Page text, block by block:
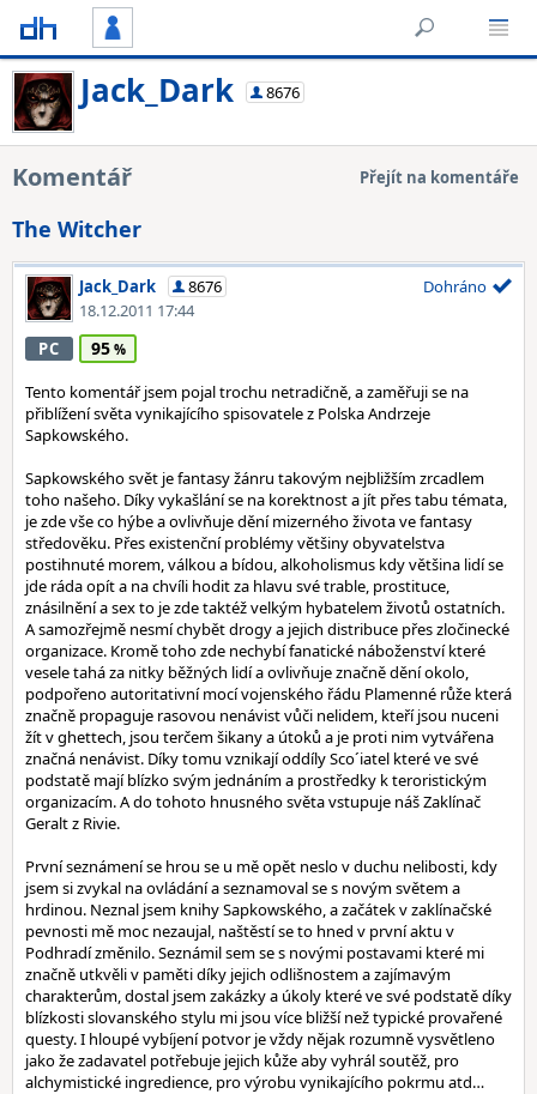
Jack_Dark 8676
Komentář Přejít na komentáře
The Witcher
Jack_Dark
8676
18.12.2011 17:44
Dohráno
PC 95
Tento komentář jsem pojal trochu netradičně, a zaměřuji se na
přiblížení světa vynikajícího spisovatele z Polska Andrzeje
Sapkowského.
Sapkowského svět je fantasy žánru takovým nejbližším zrcadlem
toho našeho. Díky vykašlání se na korektnost a jít přes tabu témata,
je zde vše co hýbe a ovlivňuje dění mizerného života ve fantasy
středověku. Přes existenční problémy většiny obyvatelstva
postihnuté morem, válkou a bídou, alkoholismus kdy většina lidí se
jde ráda opít a na chvíli hodit za hlavu své trable, prostituce,
znásilnění a sex to je zde taktéž velkým hybatelem životů ostatních.
A samozřejmě nesmí chybět drogy a jejich distribuce přes zločinecké
organizace. Kromě toho zde nechybí fanatické náboženství které
vesele tahá za nitky běžných lidí a ovlivňuje značně dění okolo,
podpořeno autoritativní mocí vojenského řádu Plamenné růže která
značně propaguje rasovou nenávist vůči nelidem, kteří jsou nuceni
žít v ghettech, jsou terčem šikany a útoků a je proti nim vytvářena
značná nenávist. Díky tomu vznikají oddíly Sco´iatel které ve své
podstatě mají blízko svým jednáním a prostředky k teroristickým
organizacím. A do tohoto hnusného světa vstupuje náš Zaklínač
Geralt z Rivie.
První seznámení se hrou se u mě opět neslo v duchu nelibosti, kdy
jsem si zvykal na ovládání a seznamoval se s novým světem a
hrdinou. Neznal jsem knihy Sapkowského, a začátek v zaklínačské
pevnosti mě moc nezaujal, naštěstí se to hned v první aktu v
Podhradí změnilo. Seznámil sem se s novými postavami které mi
značně utkvěli v paměti díky jejich odlišnostem a zajímavým
charakterům, dostal jsem zakázky a úkoly které ve své podstatě díky
blízkosti slovanského stylu mi jsou více bližší než typické provařené
questy. I hloupé vybíjení potvor je vždy nějak rozumně vysvětleno
jako že zadavatel potřebuje jejich kůže aby vyhrál soutěž, pro
alchymistické ingredience, pro výrobu vynikajícího pokrmu atd…